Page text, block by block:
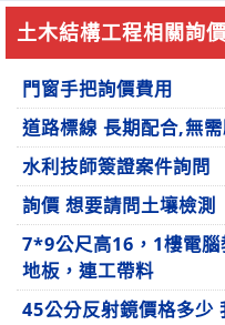
土木結構工程相關詢
門窗手把詢價費用
道路標線 長期配合,無
水利技師簽證案件詢問
詢價 想要請問土壤檢測
7*9公尺高16，1樓電腦
地板，連工帶料
45公分反射鏡價格多少